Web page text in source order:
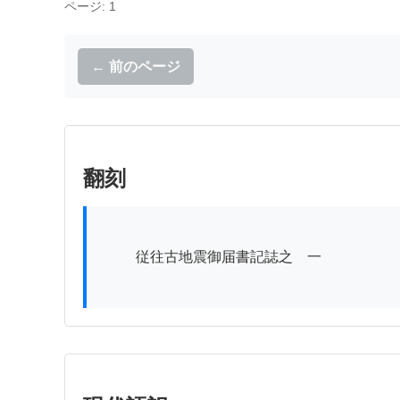
ページ: 1
← 前のページ
翻刻